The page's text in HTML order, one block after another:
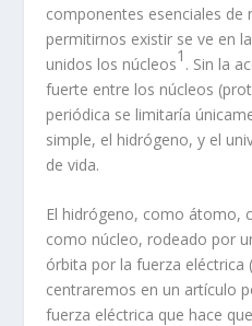
componentes esenciales de
permitirnos existir se ve en
unidos los núcleos1 . Sin la
fuerte entre los núcleos
periódica se limitaría
simple, el hidrógeno, y el
de vida.
El hidrógeno, como átomo,
como núcleo, rodeado por
órbita por la fuerza eléctrica
centraremos en un artículo
fuerza eléctrica que hace